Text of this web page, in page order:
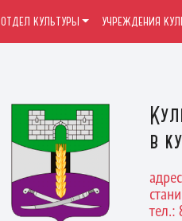
в
тел.:
ОТДЕЛ КУЛЬТУРЫ УЧРЕЖДЕНИЯ